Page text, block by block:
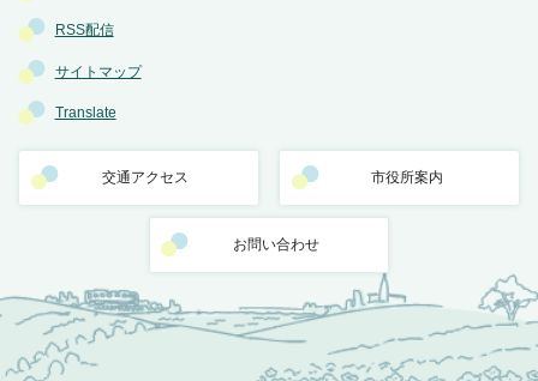
RSS配信
サイトマップ
Translate
交通アクセス 市役所案内
お問い合わせ